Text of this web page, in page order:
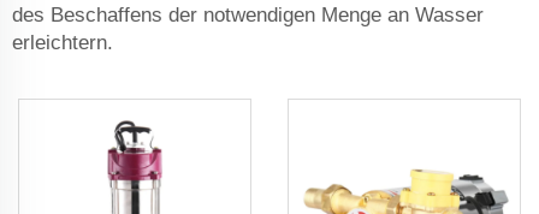
des Beschaffens der notwendigen Menge an Wasser
erleichtern.